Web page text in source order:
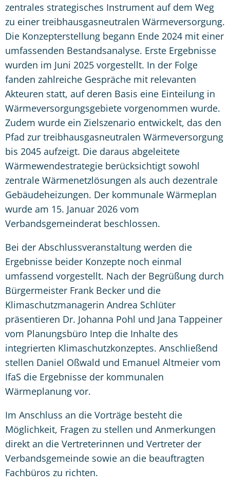
zentrales strategisches Instrument auf dem Weg
zu einer treibhausgasneutralen Wärmeversorgung.
Die Konzepterstellung begann Ende 2024 mit einer
umfassenden Bestandsanalyse. Erste Ergebnisse
wurden im Juni 2025 vorgestellt. In der Folge
fanden zahlreiche Gespräche mit relevanten
Akteuren statt, auf deren Basis eine Einteilung in
Wärmeversorgungsgebiete vorgenommen wurde.
Zudem wurde ein Zielszenario entwickelt, das den
Pfad zur treibhausgasneutralen Wärmeversorgung
bis 2045 aufzeigt. Die daraus abgeleitete
Wärmewendestrategie berücksichtigt sowohl
zentrale Wärmenetzlösungen als auch dezentrale
Gebäudeheizungen. Der kommunale Wärmeplan
wurde am 15. Januar 2026 vom
Verbandsgemeinderat beschlossen.
Bei der Abschlussveranstaltung werden die
Ergebnisse beider Konzepte noch einmal
umfassend vorgestellt. Nach der Begrüßung durch
Bürgermeister Frank Becker und die
Klimaschutzmanagerin Andrea Schlüter
präsentieren Dr. Johanna Pohl und Jana Tappeiner
vom Planungsbüro Intep die Inhalte des
integrierten Klimaschutzkonzeptes. Anschließend
stellen Daniel Oßwald und Emanuel Altmeier vom
IfaS die Ergebnisse der kommunalen
Wärmeplanung vor.
Im Anschluss an die Vorträge besteht die
Möglichkeit, Fragen zu stellen und Anmerkungen
direkt an die Vertreterinnen und Vertreter der
Verbandsgemeinde sowie an die beauftragten
Fachbüros zu richten.